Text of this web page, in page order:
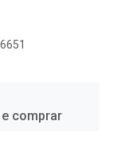
comprar